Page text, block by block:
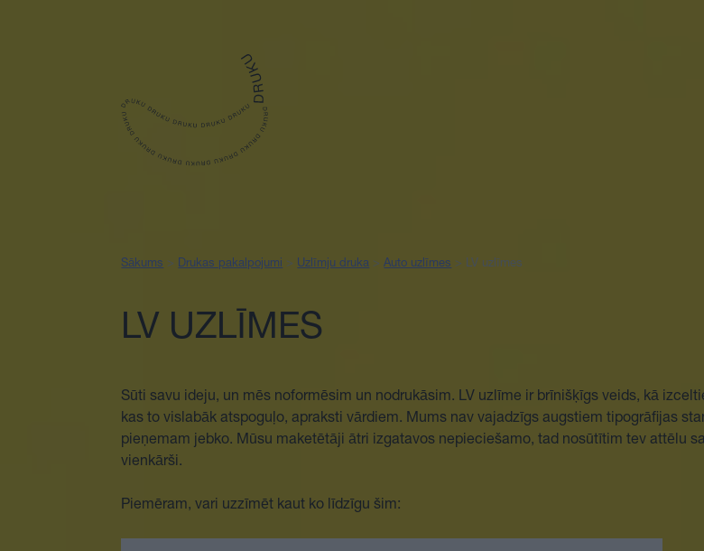
Sākums > Drukas pakalpojumi > Uzlīmju druka >Auto uzlīmes > LV uzlīmes
LV UZLĪMES
Sūti savu ideju, un mēs noformēsim un nodrukāsim. LV uzlīme ir brīnišķīgs veids, kā
kas to vislabāk atspoguļo, apraksti vārdiem. Mums nav vajadzīgs augstiem tipogrāfijas
pieņemam jebko. Mūsu maketētāji ātri izgatavos nepieciešamo, tad nosūtītim tev attēlu
vienkārši.
Piemēram, vari uzzīmēt kaut ko līdzīgu šim: